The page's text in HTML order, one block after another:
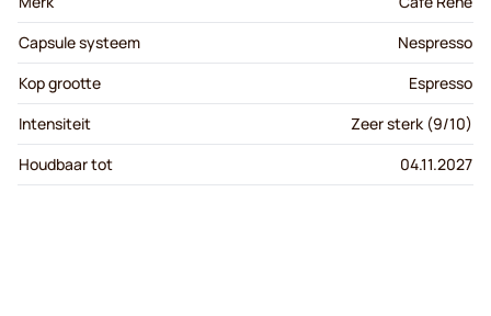
Capsule systeem
Nespresso
Kop grootte
Espresso
Intensiteit
Zeer sterk (9/10)
Houdbaar tot
04.11.2027